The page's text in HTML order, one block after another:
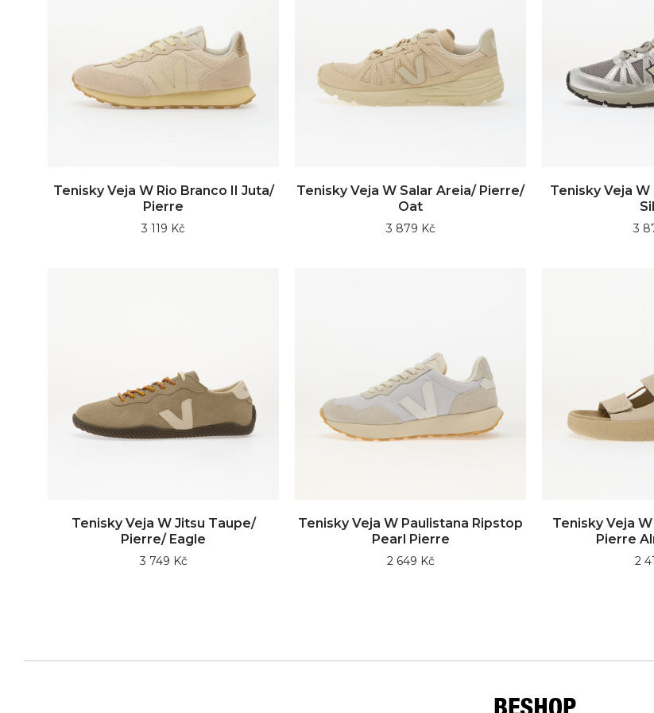
Tenisky Veja W Rio Branco II Juta/
Pierre
3 119 Kč
Tenisky Veja W Salar Areia/ Pierre/
Oat
3 879 Kč
Tenisky Veja W
3
Tenisky Veja W Jitsu Taupe/
Pierre/ Eagle
3 749 Kč
Tenisky Veja W Paulistana Ripstop
Pearl Pierre
2 649 Kč
Tenisky Veja
Pierre
2